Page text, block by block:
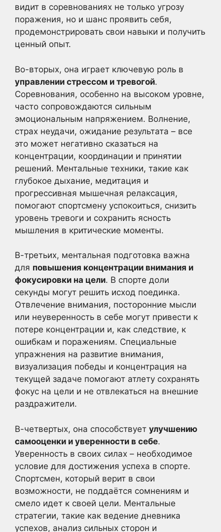
видит в соревнованиях не только угрозу
поражения, но и шанс проявить себя,
продемонстрировать свои навыки и получить
ценный опыт.
Во-вторых, она играет ключевую роль в
управлении стрессом и тревогой.
Соревнования, особенно на высоком уровне,
часто сопровождаются сильным
эмоциональным напряжением. Волнение,
страх неудачи, ожидание результата – все
это может негативно сказаться на
концентрации, координации и принятии
решений. Ментальные техники, такие как
глубокое дыхание, медитация и
прогрессивная мышечная релаксация,
помогают спортсмену успокоиться, снизить
уровень тревоги и сохранить ясность
мышления в критические моменты.
В-третьих, ментальная подготовка важна
для повышения концентрации внимания и
фокусировки на цели. В спорте доли
секунды могут решить исход поединка.
Отвлечение внимания, посторонние мысли
или неуверенность в себе могут привести к
потере концентрации и, как следствие, к
ошибкам и поражениям. Специальные
упражнения на развитие внимания,
визуализация победы и концентрация на
текущей задаче помогают атлету сохранять
фокус на цели и не отвлекаться на внешние
раздражители.
В-четвертых, она способствует улучшению
самооценки и уверенности в себе.
Уверенность в своих силах – необходимое
условие для достижения успеха в спорте.
Спортсмен, который верит в свои
возможности, не поддаётся сомнениям и
смело идет к своей цели. Ментальные
стратегии, такие как ведение дневника
успехов, анализ сильных сторон и